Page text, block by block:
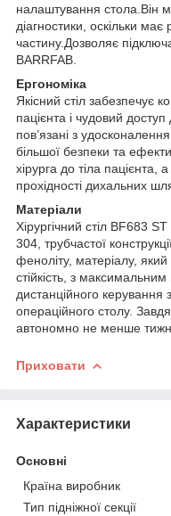
налаштування стола.Він
діагностики, оскільки
частину.Дозволяє
BARRFAB.
Ергономіка
Якісний стіл забезпечує
пацієнта і чудовий доступ
пов’язані з
більшої безпеки та
хірурга до тіла пацієнта,
прохідності дихальних
Матеріали
Хірургічний стіл BF683
304, трубчастої
феноліту, матеріалу, який
стійкість, з
дистанційного керування
операційного столу.
автономно не менше
Приховати
Характеристики
Основні
Країна виробник
Тип підніжної секції